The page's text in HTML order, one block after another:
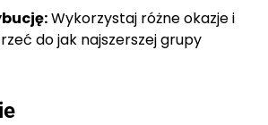
Wykorzystaj różne okazje i
do jak najszerszej grupy